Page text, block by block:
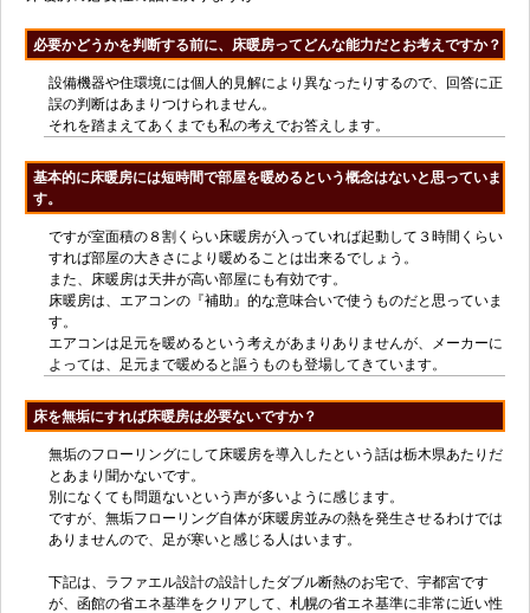
必要かどうかを判断する前に、床暖房ってどんな能力だとお考えですか？
設備機器や住環境には個人的見解により異なったりするので、回答に正
誤の判断はあまりつけられません。
それを踏まえてあくまでも私の考えでお答えします。
基本的に床暖房には短時間で部屋を暖めるという概念はないと思っていま
す。
ですが室面積の８割くらい床暖房が入っていれば起動して３時間くらい
すれば部屋の大きさにより暖めることは出来るでしょう。
また、床暖房は天井が高い部屋にも有効です。
床暖房は、エアコンの『補助』的な意味合いで使うものだと思っていま
す。
エアコンは足元を暖めるという考えがあまりありませんが、メーカーに
よっては、足元まで暖めると謳うものも登場してきています。
床を無垢にすれば床暖房は必要ないですか？
無垢のフローリングにして床暖房を導入したという話は栃木県あたりだ
とあまり聞かないです。
別になくても問題ないという声が多いように感じます。
ですが、無垢フローリング自体が床暖房並みの熱を発生させるわけでは
ありませんので、足が寒いと感じる人はいます。
下記は、ラファエル設計の設計したダブル断熱のお宅で、宇都宮です
が、函館の省エネ基準をクリアして、札幌の省エネ基準に非常に近い性